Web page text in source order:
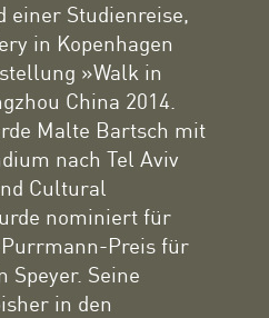
einer Studienreise,
in Kopenhagen
»Walk in
China 2014.
Malte Bartsch mit
nach Tel Aviv
Cultural
nominiert für
Preis für
Speyer. Seine
in den